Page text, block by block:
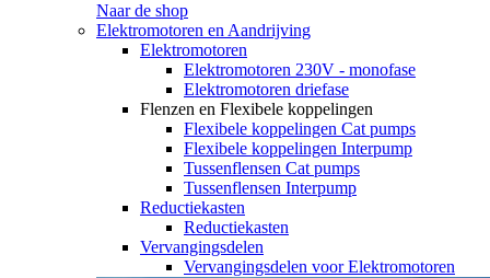
Naar de shop
Elektromotoren en Aandrijving
Elektromotoren
Elektromotoren 230V - monofase
Elektromotoren driefase
Flenzen en Flexibele koppelingen
Flexibele koppelingen Cat pumps
Flexibele koppelingen Interpump
Tussenflensen Cat pumps
Tussenflensen Interpump
Reductiekasten
Reductiekasten
Vervangingsdelen
Vervangingsdelen voor Elektromotoren